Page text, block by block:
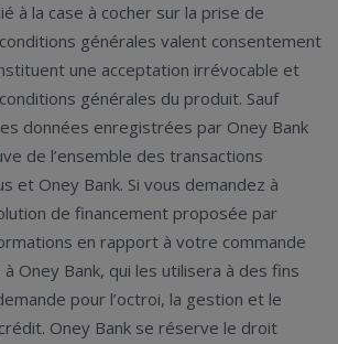
à la case à cocher sur la prise de
générales valent consentement
une acceptation irrévocable et
générales du produit. Sauf
données enregistrées par Oney Bank
de l’ensemble des transactions
et Oney Bank. Si vous demandez à
de financement proposée par
en rapport à votre commande
Oney Bank, qui les utilisera à des fins
pour l’octroi, la gestion et le
Oney Bank se réserve le droit